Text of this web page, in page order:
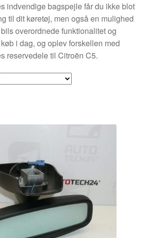
indvendige bagspejle får du ikke blot
til dit køretøj, men også en mulighed
overordnede funktionalitet og
i dag, og oplev forskellen med
reservedele til Citroën C5.